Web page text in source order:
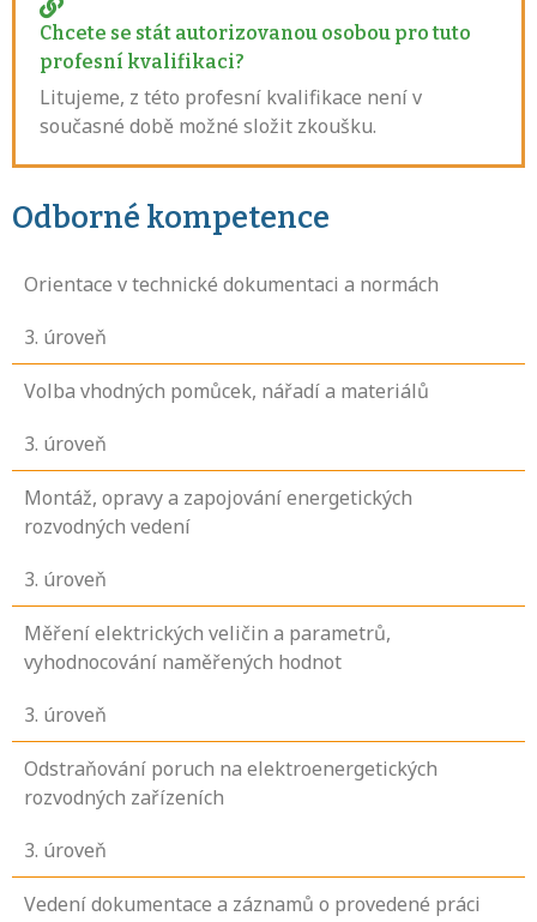
Chcete se stát autorizovanou osobou pro tuto
profesní kvalifikaci?
Litujeme, z této profesní kvalifikace není v
současné době možné složit zkoušku.
Odborné kompetence
Orientace v technické dokumentaci a normách
3. úroveň
Volba vhodných pomůcek, nářadí a materiálů
3. úroveň
Montáž, opravy a zapojování energetických
rozvodných vedení
3. úroveň
Měření elektrických veličin a parametrů,
vyhodnocování naměřených hodnot
3. úroveň
Odstraňování poruch na elektroenergetických
rozvodných zařízeních
3. úroveň
Vedení dokumentace a záznamů o provedené práci